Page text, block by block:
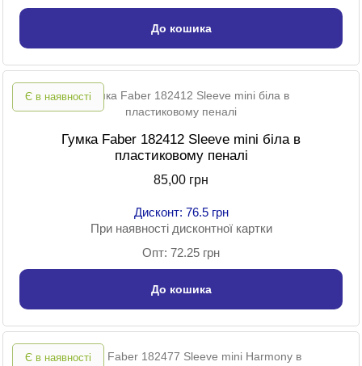
До кошика
Є в наявності
Гумка Faber 182412 Sleeve mini біла в
пластиковому пеналі
85,00 грн
Дисконт: 76.5 грн
При наявності дисконтної картки
Опт: 72.25 грн
До кошика
Є в наявності